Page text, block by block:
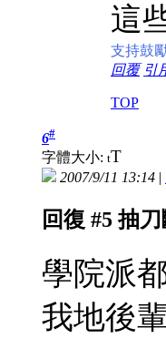
這
支持鼓
回覆 引
TOP
6#
字體大小: tT
2007/9/11 13:14 |
回復 #5 抽
學院派
我地後